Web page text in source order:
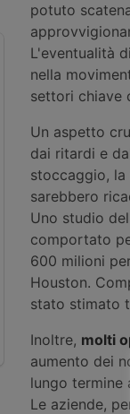
potuto
L'eventualità
nella
settori chiave
Un aspetto
dai ritardi e
stoccaggio,
sarebbero
Uno studio
comportato
600 milioni
Houston.
stato stimato
Inoltre, molti
aumento dei
lungo termine
Le aziende,